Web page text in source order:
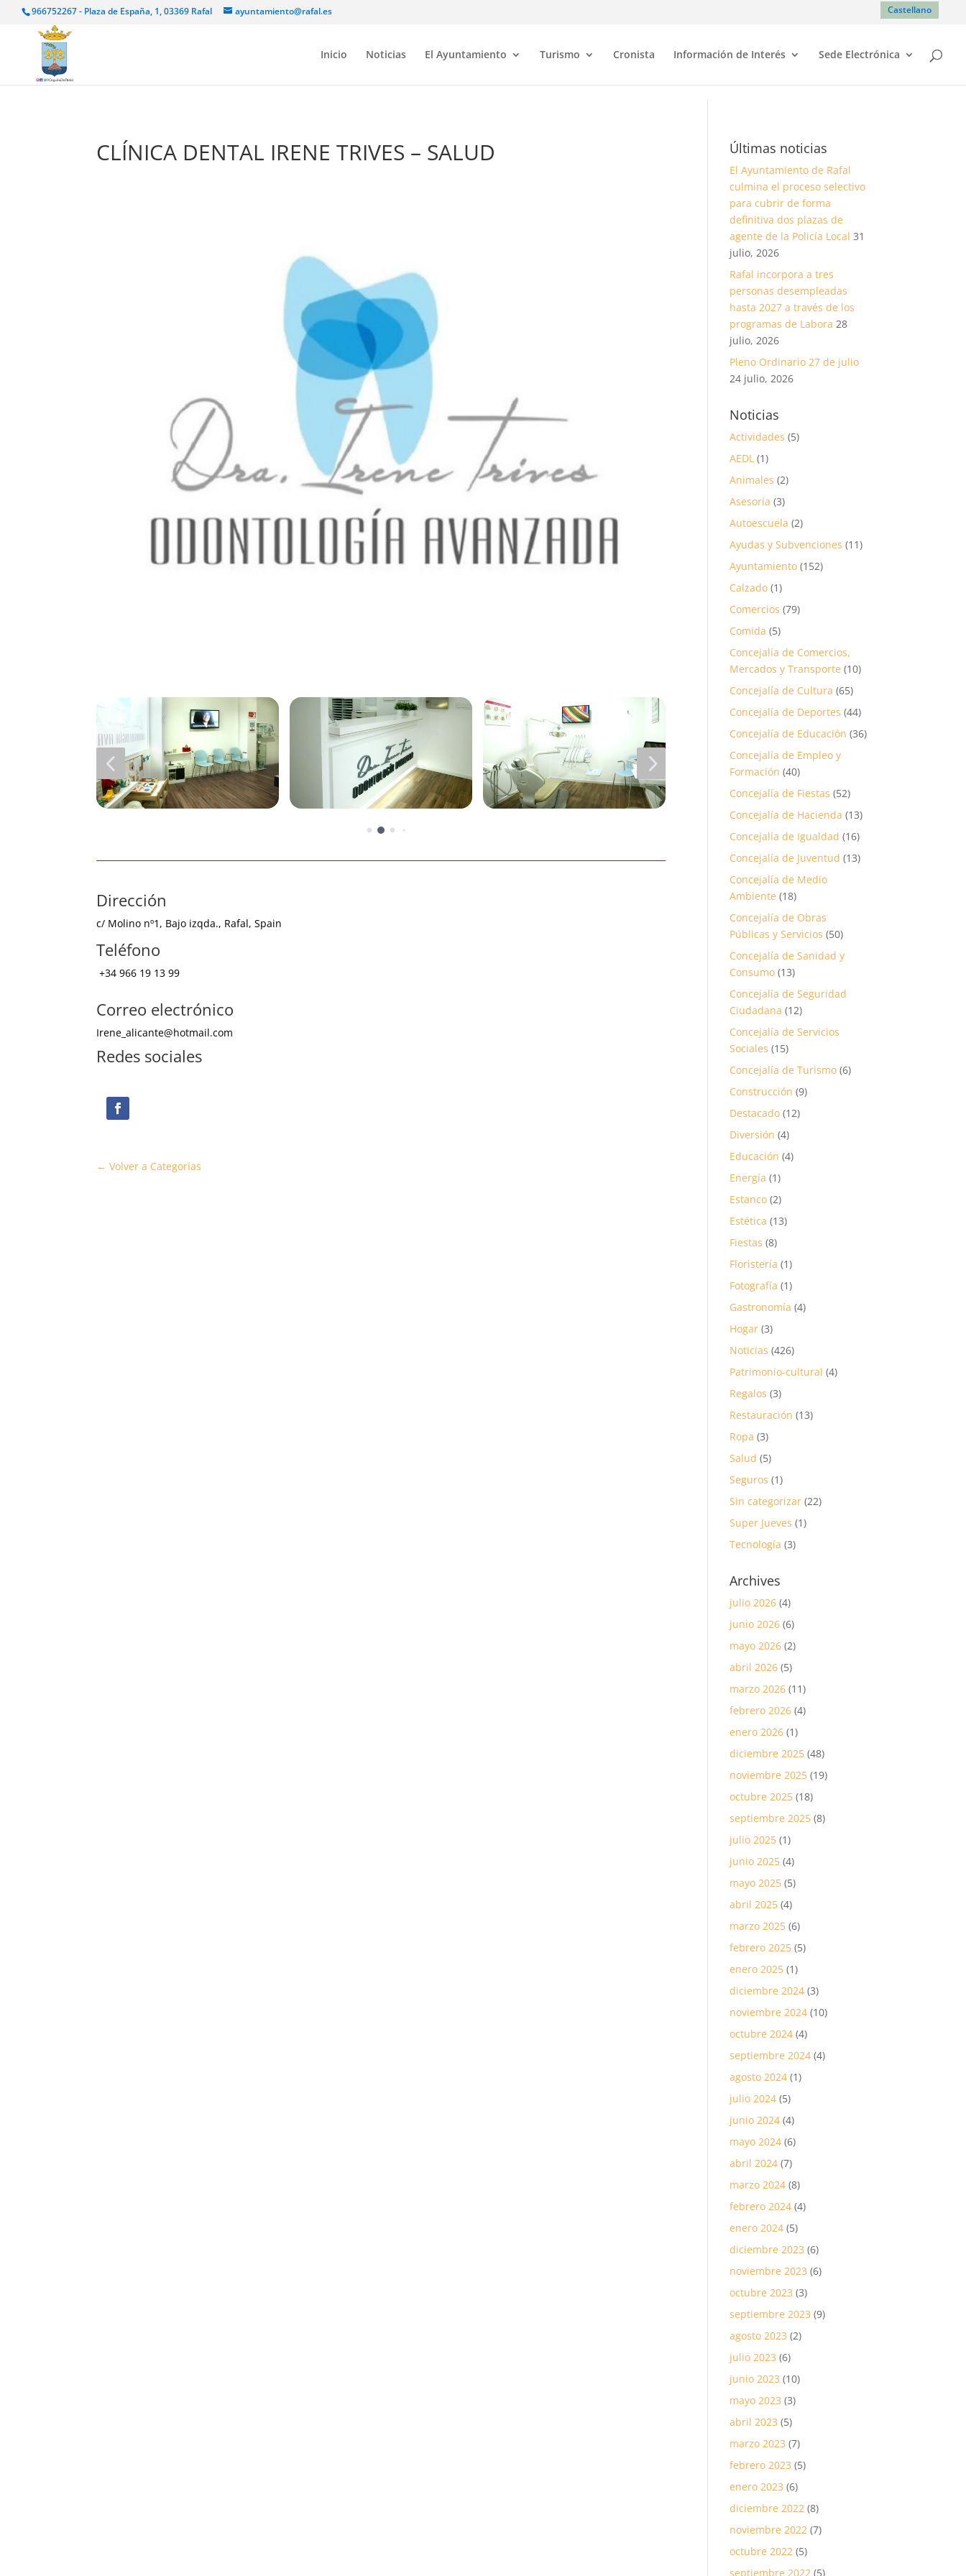
966752267 - Plaza de España, 1, 03369 Rafal ayuntamiento@rafal.es Castellano
Inicio Noticias El Ayuntamiento Turismo Cronista Información de Interés Sede Electrónica
CLÍNICA DENTAL IRENE TRIVES – SALUD
4 5
Dirección
c/ Molino nº1, Bajo izqda., Rafal, Spain
Teléfono
+34966 19 13 99
Correo electrónico
Irene_alicante@hotmail.com
Redes sociales
← Volver a Categorías
Últimas noticias
El Ayuntamiento de Rafal
culmina el proceso selectivo
para cubrir de forma
definitiva dos plazas de
agente de la Policía Local 31
julio, 2026
Rafal incorpora a tres
personas desempleadas
hasta 2027 a través de los
programas de Labora 28
julio, 2026
Pleno Ordinario 27 de julio
24 julio, 2026
Noticias
Actividades (5)
AEDL (1)
Animales (2)
Asesoría (3)
Autoescuela (2)
Ayudas y Subvenciones (11)
Ayuntamiento (152)
Calzado (1)
Comercios (79)
Comida (5)
Concejalía de Comercios,
Mercados y Transporte (10)
Concejalía de Cultura (65)
Concejalía de Deportes (44)
Concejalía de Educación (36)
Concejalía de Empleo y
Formación (40)
Concejalía de Fiestas (52)
Concejalía de Hacienda (13)
Concejalía de Igualdad (16)
Concejalía de Juventud (13)
Concejalía de Medio
Ambiente (18)
Concejalía de Obras
Públicas y Servicios (50)
Concejalía de Sanidad y
Consumo (13)
Concejalía de Seguridad
Ciudadana (12)
Concejalía de Servicios
Sociales (15)
Concejalía de Turismo (6)
Construcción (9)
Destacado (12)
Diversión (4)
Educación (4)
Energía (1)
Estanco (2)
Estética (13)
Fiestas (8)
Floristería (1)
Fotografía (1)
Gastronomía (4)
Hogar (3)
Noticias (426)
Patrimonio-cultural (4)
Regalos (3)
Restauración (13)
Ropa (3)
Salud (5)
Seguros (1)
Sin categorizar (22)
Super Jueves (1)
Tecnología (3)
Archives
julio 2026 (4)
junio 2026 (6)
mayo 2026 (2)
abril 2026 (5)
marzo 2026 (11)
febrero 2026 (4)
enero 2026 (1)
diciembre 2025 (48)
noviembre 2025 (19)
octubre 2025 (18)
septiembre 2025 (8)
julio 2025 (1)
junio 2025 (4)
mayo 2025 (5)
abril 2025 (4)
marzo 2025 (6)
febrero 2025 (5)
enero 2025 (1)
diciembre 2024 (3)
noviembre 2024 (10)
octubre 2024 (4)
septiembre 2024 (4)
agosto 2024 (1)
julio 2024 (5)
junio 2024 (4)
mayo 2024 (6)
abril 2024 (7)
marzo 2024 (8)
febrero 2024 (4)
enero 2024 (5)
diciembre 2023 (6)
noviembre 2023 (6)
octubre 2023 (3)
septiembre 2023 (9)
agosto 2023 (2)
julio 2023 (6)
junio 2023 (10)
mayo 2023 (3)
abril 2023 (5)
marzo 2023 (7)
febrero 2023 (5)
enero 2023 (6)
diciembre 2022 (8)
noviembre 2022 (7)
octubre 2022 (5)
septiembre 2022 (5)